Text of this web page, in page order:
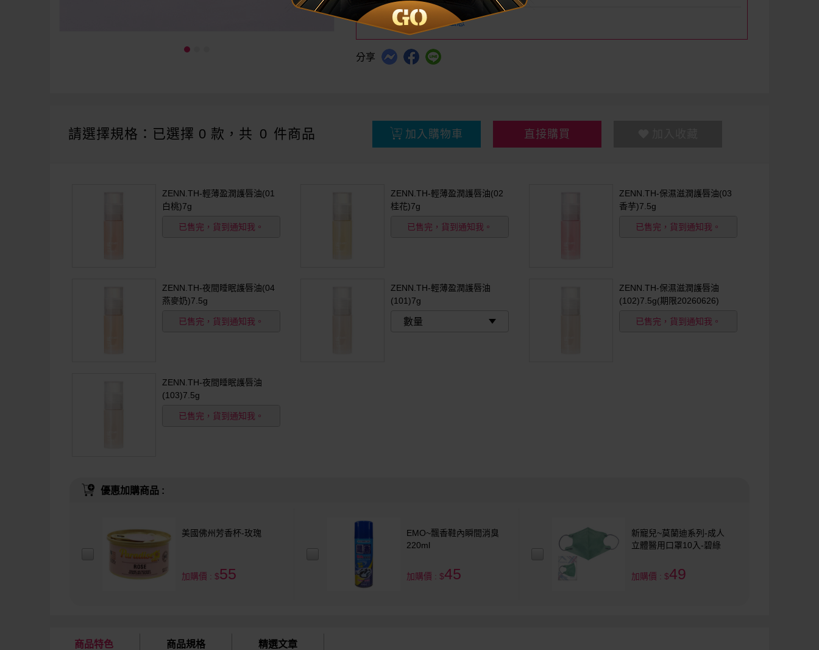
品牌名稱 ZENN 茲恩
分享
請選擇規格：已選擇 0 款，共 0 件商品 加入購物車 直接購買
ZENN.TH-輕薄盈潤護唇油(01
白桃)7g
已售完，貨到通知我。
ZENN.TH-輕薄盈潤護唇油(02
桂花)7g
已售完，貨到通知我。
ZENN.TH-保濕滋潤護唇油(03
香芋)7.5g
已售完，貨到通知我。
ZENN.TH-夜間睡眠護唇油(04
燕麥奶)7.5g
已售完，貨到通知我。
ZENN.TH-輕薄盈潤護唇油
(101)7g
數量
ZENN.TH-保濕滋潤護唇油
(102)7.5g(期限20260626)
已售完，貨到通知我。
ZENN.TH-夜間睡眠護唇油
(103)7.5g
已售完，貨到通知我。
優惠加購商品 :
美國佛州芳香杯-玫瑰
加購價 : $55
EMO~飄香鞋內瞬間消臭
220ml
加購價 : $45
新寵兒~莫蘭迪系列-成人
立體醫用口罩10入-碧綠
加購價 : $49
商品特色 商品規格 精選文章